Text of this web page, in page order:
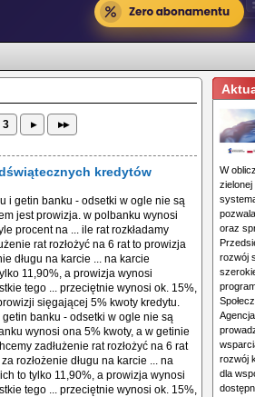
3 ▸ ▸▸
kredytów
i getin banku - odsetki w ogle nie są
jest prowizja. w polbanku wynosi
procent na ... ile rat rozkładamy
rat rozłożyć na 6 rat to prowizja
długu na karcie ... na karcie
11,90%, a prowizja wynosi
tego ... przeciętnie wynosi ok. 15%,
sięgającej 5% kwoty kredytu.
banku - odsetki w ogle nie są
wynosi ona 5% kwoty, a w getinie
zadłużenie rat rozłożyć na 6 rat
rozłożenie długu na karcie ... na
to tylko 11,90%, a prowizja wynosi
tego ... przeciętnie wynosi ok. 15%,
W
oraz
rozwój
rozwój
dla